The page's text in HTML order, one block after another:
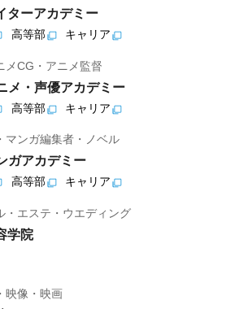
ターアカデミー
高等部 キャリア
メCG・アニメ監督
メ・声優アカデミー
高等部 キャリア
マンガ編集者・ノベル
ガアカデミー
高等部 キャリア
・エステ・ウエディング
学院
映像・映画